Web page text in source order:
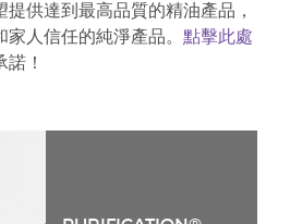
提供達到最高品質的精油產品，
人信任的純淨產品。 點擊此處
諾！